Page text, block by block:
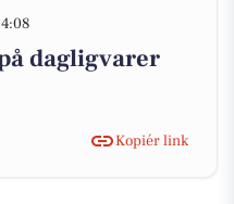
dagligvarer
Kopiér link